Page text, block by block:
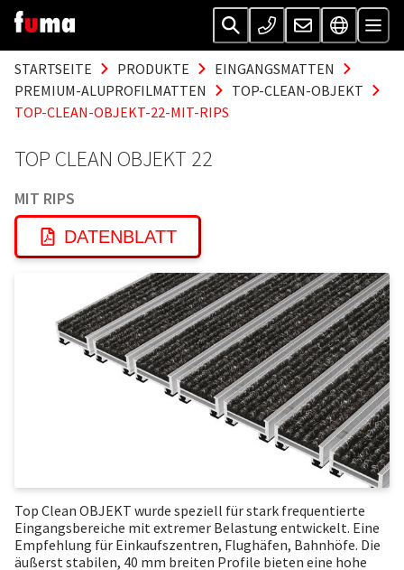
STARTSEITE PRODUKTE
EINGANGSMATTEN
PREMIUM-ALUPROFILMATTEN
TOP-CLEAN-OBJEKT
TOP-CLEAN-OBJEKT-22-MIT-RIPS
TOP CLEAN OBJEKT 22
MIT RIPS
DATENBLATT
Top Clean OBJEKT wurde speziell für stark frequentierte
Eingangsbereiche mit extremer Belastung entwickelt. Eine
Empfehlung für Einkaufszentren, Flughäfen, Bahnhöfe. Die
äußerst stabilen, 40 mm breiten Profile bieten eine hohe